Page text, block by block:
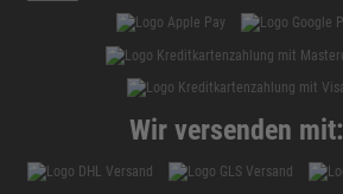
Wir versenden mit: